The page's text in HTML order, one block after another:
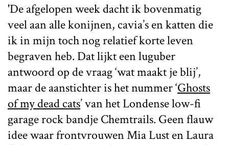
'De afgelopen week dacht ik bovenmatig
veel aan alle konijnen, cavia’s en katten die
ik in mijn toch nog relatief korte leven
begraven heb. Dat lijkt een luguber
antwoord op de vraag ‘wat maakt je blij’,
maar de aanstichter is het nummer ‘Ghosts
of my dead cats’ van het Londense low-fi
garage rock bandje Chemtrails. Geen flauw
idee waar frontvrouwen Mia Lust en Laura